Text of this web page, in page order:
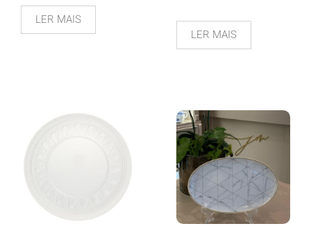
LER MAIS
LER MAIS